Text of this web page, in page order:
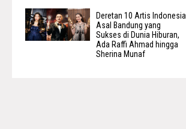
Deretan 10 Artis Indonesia
Asal Bandung yang
Sukses di Dunia Hiburan,
Ada Raffi Ahmad hingga
Sherina Munaf